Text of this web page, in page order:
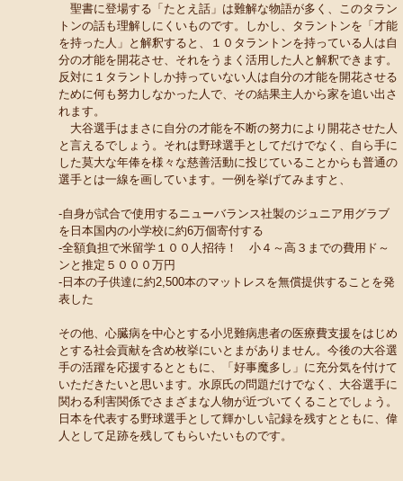
聖書に登場する「たとえ話」は難解な物語が多く、このタラン
トンの話も理解しにくいものです。しかし、タラントンを「才能
を持った人」と解釈すると、１０タラントンを持っている人は自
分の才能を開花させ、それをうまく活用した人と解釈できます。
反対に１タラントしか持っていない人は自分の才能を開花させる
ために何も努力しなかった人で、その結果主人から家を追い出さ
れます。
大谷選手はまさに自分の才能を不断の努力により開花させた人
と言えるでしょう。それは野球選手としてだけでなく、自ら手に
した莫大な年俸を様々な慈善活動に投じていることからも普通の
選手とは一線を画しています。一例を挙げてみますと、
-自身が試合で使用するニューバランス社製のジュニア用グラブ
を日本国内の小学校に約6万個寄付する
-全額負担で米留学１００人招待！ 小４～高３までの費用ド～
ンと推定５０００万円
-日本の子供達に約2,500本のマットレスを無償提供することを発
表した
その他、心臓病を中心とする小児難病患者の医療費支援をはじめ
とする社会貢献を含め枚挙にいとまがありません。今後の大谷選
手の活躍を応援するとともに、「好事魔多し」に充分気を付けて
いただきたいと思います。水原氏の問題だけでなく、大谷選手に
関わる利害関係でさまざまな人物が近づいてくることでしょう。
日本を代表する野球選手として輝かしい記録を残すとともに、偉
人として足跡を残してもらいたいものです。